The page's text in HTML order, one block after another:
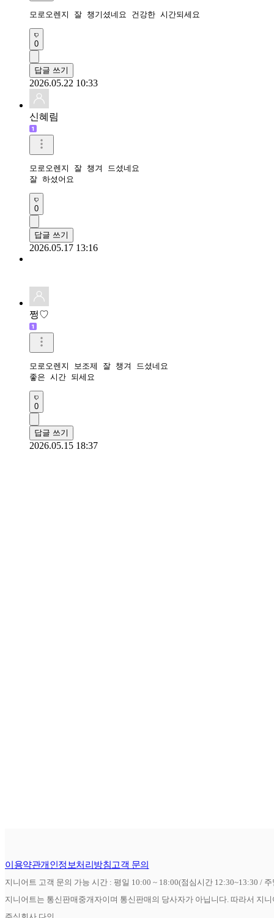
모로오렌지 잘 챙기셨네요 건강한 시간되세요
0
답글 쓰기
2026.05.22 10:33
신혜림
모로오렌지 잘 챙겨 드셨네요
잘 하셨어요
0
답글 쓰기
2026.05.17 13:16
쩡♡
모로오렌지 보조제 잘 챙겨 드셨네요
좋은 시간 되세요
0
답글 쓰기
2026.05.15 18:37
이용약관개인정보처리방침고객 문의
지니어트 고객 문의 가능 시간 : 평일 10:00 ~ 18:00(점심시간 12:30~13:30 /
지니어트는 통신판매중개자이며 통신판매의 당사자가 아닙니다. 따라서 지